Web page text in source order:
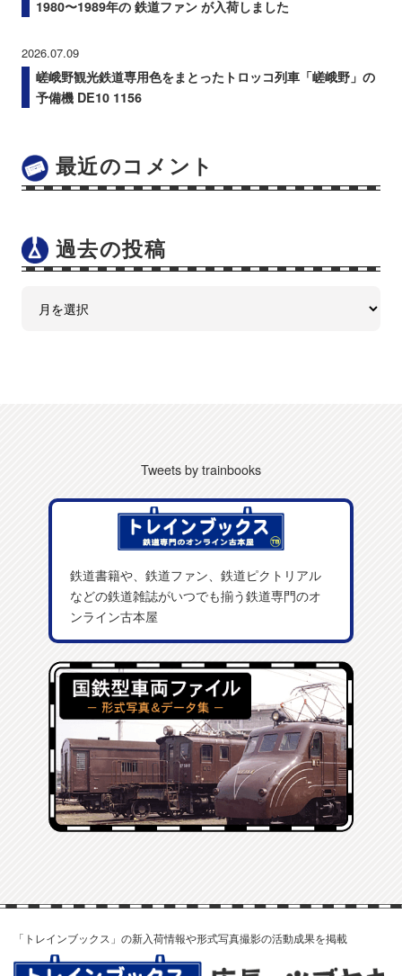
1980〜1989年の 鉄道ファン が入荷しました
2026.07.09
嵯峨野観光鉄道専用色をまとったトロッコ列車「嵯峨野」の
予備機 DE10 1156
最近のコメント
過去の投稿
Tweets by trainbooks
鉄道書籍や、鉄道ファン、鉄道ピクトリアル
などの鉄道雑誌がいつでも揃う鉄道専門のオ
ンライン古本屋
「トレインブックス」の新入荷情報や形式写真撮影の活動成果を掲載